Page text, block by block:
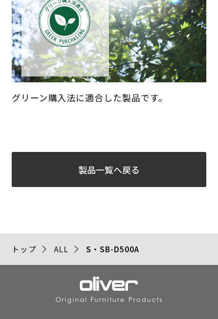
グリーン購入法に適合した製品です。
製品一覧へ戻る
トップ ALL S・SB-D500A
Original Furniture Products